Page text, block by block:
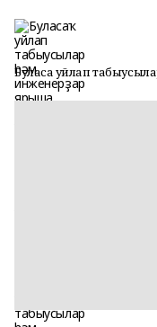
Буласаҡ уйлап